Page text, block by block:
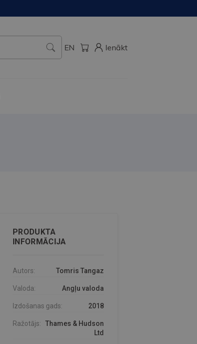
EN Ienākt
PRODUKTA
INFORMĀCIJA
Autors: Tomris Tangaz
Valoda: Angļu valoda
Izdošanas gads: 2018
Ražotājs:
Thames & Hudson
Ltd